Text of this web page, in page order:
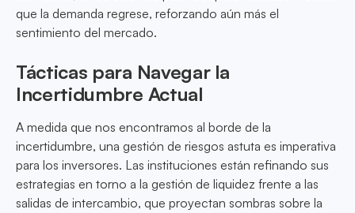
que la demanda regrese, reforzando aún más el
sentimiento del mercado.
Tácticas para Navegar la
Incertidumbre Actual
A medida que nos encontramos al borde de la
incertidumbre, una gestión de riesgos astuta es imperativa
para los inversores. Las instituciones están refinando sus
estrategias en torno a la gestión de liquidez frente a las
salidas de intercambio, que proyectan sombras sobre la